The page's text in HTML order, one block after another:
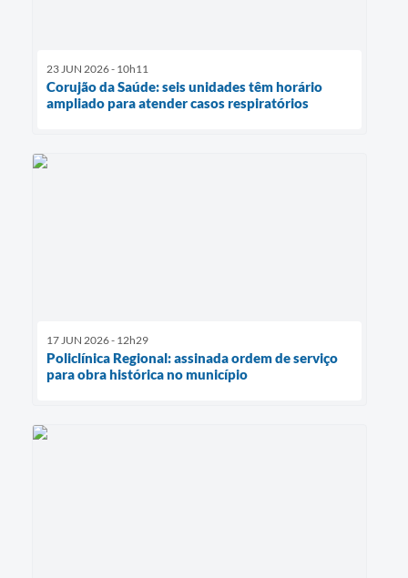
23 JUN 2026 - 10h11
Corujão da Saúde: seis unidades têm horário
ampliado para atender casos respiratórios
17 JUN 2026 - 12h29
Policlínica Regional: assinada ordem de serviço
para obra histórica no município